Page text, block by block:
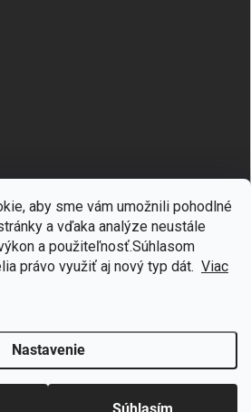
aby sme vám umožnili pohodlné
a vďaka analýze neustále
a použiteľnosť.Súhlasom
právo využiť aj nový typ dát. Viac
Nastavenie
. Všetky práva vyhradené.Upraviť nastavenie
7 % zľavu na prvý nákup
Chcem zľavu